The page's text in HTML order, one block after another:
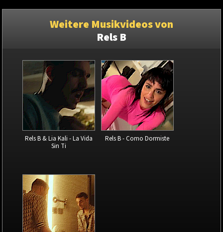
Weitere Musikvideos von
Rels B
Rels B & Lia Kali - La Vida
Sin Ti
Rels B - Como Dormiste